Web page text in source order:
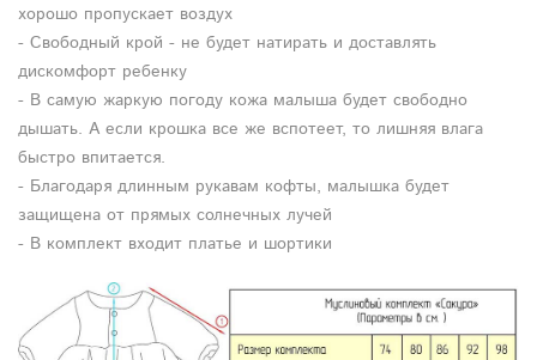
хорошо пропускает воздух
- Свободный крой - не будет натирать и доставлять
дискомфорт ребенку
- В самую жаркую погоду кожа малыша будет свободно
дышать. А если крошка все же вспотеет, то лишняя влага
быстро впитается.
- Благодаря длинным рукавам кофты, малышка будет
защищена от прямых солнечных лучей
- В комплект входит платье и шортики